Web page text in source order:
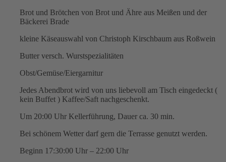
Brot und Brötchen von Brot und Ähre aus Meißen und der
Bäckerei Brade
kleine Käseauswahl von Christoph Kirschbaum aus Roßwein
Butter versch. Wurstspezialitäten
Obst/Gemüse/Eiergarnitur
Jedes Abendbrot wird von uns liebevoll am Tisch eingedeckt (
kein Buffet ) Kaffee/Saft nachgeschenkt.
Um 20:00 Uhr Kellerführung, Dauer ca. 30 min.
Bei schönem Wetter darf gern die Terrasse genutzt werden.
Beginn 17:30:00 Uhr – 22:00 Uhr